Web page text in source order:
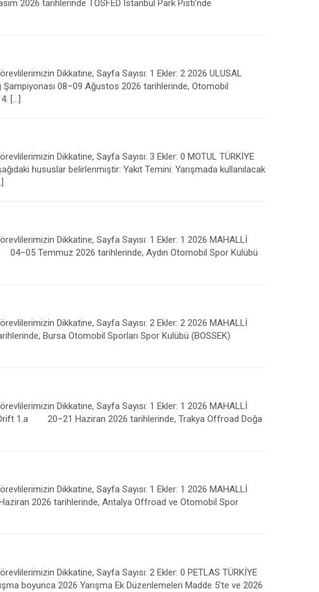
2026 tarihlerinde TOSFED İstanbul Park Pisti’nde
Dikkatine, Sayfa Sayısı: 1 Ekler: 2 2026 ULUSAL
08–09 Ağustos 2026 tarihlerinde, Otomobil
[…]
Dikkatine, Sayfa Sayısı: 3 Ekler: 0 MOTUL TÜRKİYE
hususlar belirlenmiştir: Yakıt Temini: Yarışmada kullanılacak
Dikkatine, Sayfa Sayısı: 1 Ekler: 1 2026 MAHALLİ
Temmuz 2026 tarihlerinde, Aydın Otomobil Spor Kulübü
Dikkatine, Sayfa Sayısı: 2 Ekler: 2 2026 MAHALLİ
Bursa Otomobil Sporları Spor Kulübü (BOSSEK)
Dikkatine, Sayfa Sayısı: 1 Ekler: 1 2026 MAHALLİ
1.a 20–21 Haziran 2026 tarihlerinde, Trakya Offroad Doğa
Dikkatine, Sayfa Sayısı: 1 Ekler: 1 2026 MAHALLİ
2026 tarihlerinde, Antalya Offroad ve Otomobil Spor
Dikkatine, Sayfa Sayısı: 2 Ekler: 0 PETLAS TÜRKİYE
boyunca 2026 Yarışma Ek Düzenlemeleri Madde 5’te ve 2026